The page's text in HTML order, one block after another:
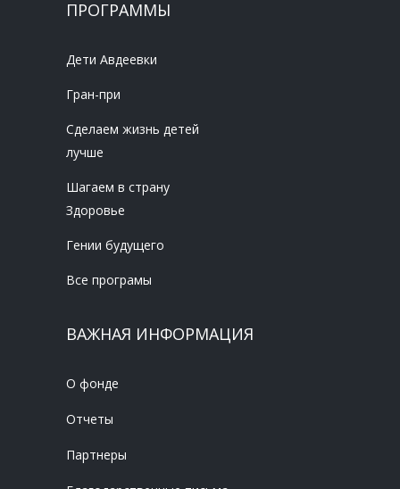
ПРОГРАММЫ
Дети Авдеевки
Гран-при
Сделаем жизнь детей
лучше
Шагаем в страну
Здоровье
Гении будущего
Все програмы
ВАЖНАЯ ИНФОРМАЦИЯ
О фонде
Отчеты
Партнеры